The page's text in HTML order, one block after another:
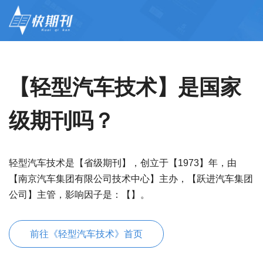
【轻型汽车技术】是国家
级期刊吗？
轻型汽车技术是【省级期刊】，创立于【1973】年，由
【南京汽车集团有限公司技术中心】主办，【跃进汽车集团
公司】主管，影响因子是：【】。
前往《轻型汽车技术》首页